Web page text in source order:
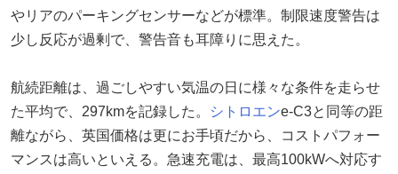
やリアのパーキングセンサーなどが標準。制限速度警告は
少し反応が過剰で、警告音も耳障りに思えた。
航続距離は、過ごしやすい気温の日に様々な条件を走らせ
た平均で、297kmを記録した。
シトロエンe-C3と同等の距
離ながら、英国価格は更にお手頃だから、コストパフォー
マンスは高いといえる。急速充電は、最高100kWへ対応す